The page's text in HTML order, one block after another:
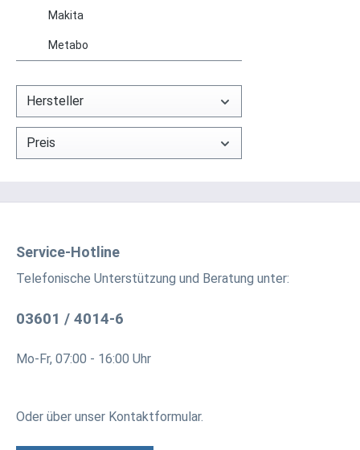
Makita
Metabo
Hersteller
Preis
Service-Hotline
Telefonische Unterstützung und Beratung unter:
03601 / 4014-6
Mo-Fr, 07:00 - 16:00 Uhr
Oder über unser Kontaktformular.